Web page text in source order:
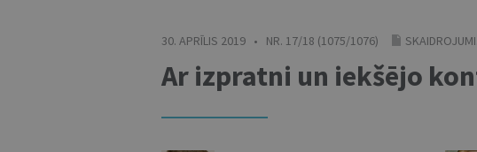
30. APRĪLIS 2019 • NR. 17/18 (1075/1076)
Ar izpratni un iekšējo